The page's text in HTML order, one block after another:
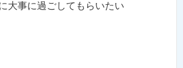
大事に過ごしてもらいたい